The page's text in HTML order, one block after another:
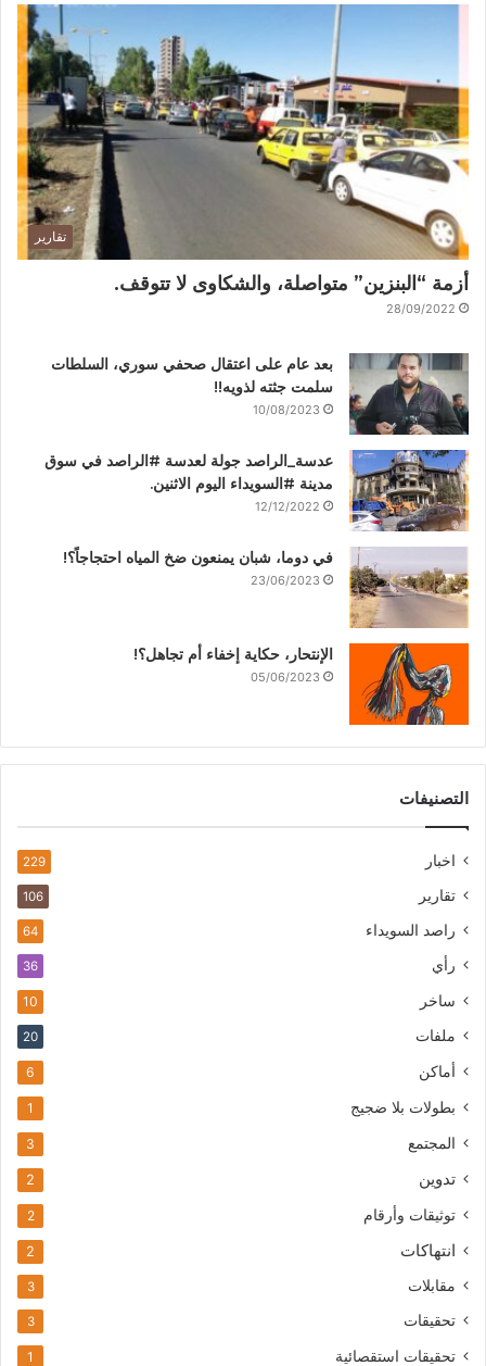
تقارير
أزمة “البنزين” متواصلة، والشكاوى لا تتوقف.
28/09/2022
بعد عام على اعتقال صحفي سوري، السلطات
سلمت جثته لذويه!!
10/08/2023
عدسة_الراصد جولة لعدسة #الراصد في سوق
مدينة #السويداء اليوم الاثنين.
12/12/2022
في دوما، شبان يمنعون ضخ المياه احتجاجاً؟!
23/06/2023
الإنتحار، حكاية إخفاء أم تجاهل؟!
05/06/2023
التصنيفات
اخبار 229
تقارير 106
راصد السويداء 64
رأي 36
ساخر 10
ملفات 20
أماكن 6
بطولات بلا ضجيج 1
المجتمع 3
تدوين 2
توثيقات وأرقام 2
انتهاكات 2
مقابلات 3
تحقيقات 3
تحقيقات استقصائية 1